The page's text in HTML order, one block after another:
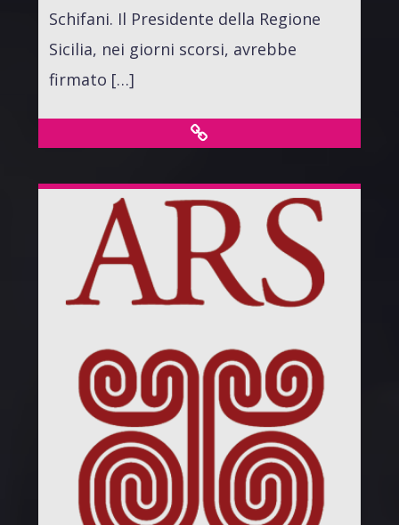
Schifani. Il Presidente della Regione
Sicilia, nei giorni scorsi, avrebbe
firmato […]